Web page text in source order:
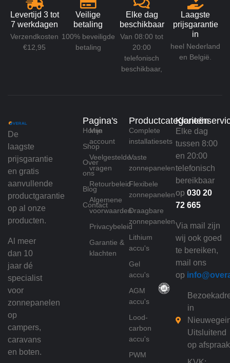
Levertijd 3 tot
7 werkdagen
Verzendkosten
€12,95
Veilige
betaling
100% beveiligde
betaling
Elke dag
beschikbaar
Van 08:00 tot
20:00
telefonisch
beschikbaar,
Laagste
prijsgarantie
in
heel Nederland
en België.
De
laagste
prijsgarantie
en gratis
aanvullende
productgarantie
op al onze
producten.
Al meer
dan 10
jaar dé
specialist
voor
zonnepanelen
op
campers,
caravans
en boten.
Pagina's
Home
Shop
Over
ons
Blog
Contact
Mijn
account
Veelgestelde
vragen
Retourbeleid
Algemene
voorwaarden
Privacybeleid
Garantie &
klachten
Productcategorieën
Complete
installatiesets
Vaste
zonnepanelen
Flexibele
zonnepanelen
Draagbare
zonnepanelen
Lithium
accu's
Gel
accu's
AGM
accu's
Lood-
carbon
accu's
PWM
Elke dag
tussen 8:00
en 20:00
telefonisch
bereikbaar
op030 20
72 665
Via mail zijn
wij ook goed
te bereiken,
mail ons
op
in
Uitsluitend
op afspraak